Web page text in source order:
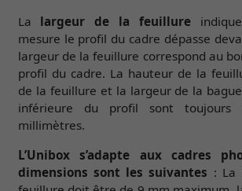
La largeur de la feuillure
mesure le profil du cadre dépasse
largeur de la feuillure correspond au
profil du cadre. La hauteur de la
de la feuillure et la largeur de la
inférieure du profil sont toujours
millimètres.
L’Unibox s’adapte aux cadres
dimensions sont les suivantes : La